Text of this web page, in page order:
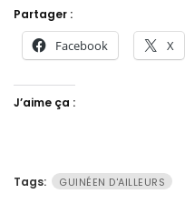
Partager :
Facebook X
J’aime ça :
Tags: GUINÉEN D'AILLEURS